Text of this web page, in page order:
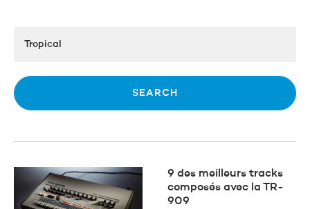
9 des meilleurs tracks
composés avec la TR-
909